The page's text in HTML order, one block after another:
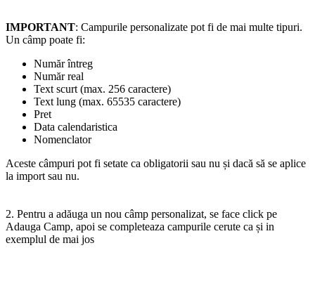
IMPORTANT: Campurile personalizate pot fi de mai multe tipuri.
Un câmp poate fi:
Număr întreg
Număr real
Text scurt (max. 256 caractere)
Text lung (max. 65535 caractere)
Pret
Data calendaristica
Nomenclator
Aceste câmpuri pot fi setate ca obligatorii sau nu și dacă să se aplice
la import sau nu.
2. Pentru a adăuga un nou câmp personalizat, se face click pe
Adauga Camp, apoi se completeaza campurile cerute ca și in
exemplul de mai jos